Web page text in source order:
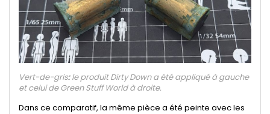
Vert-de-gris:le produit Dirty Down a été appliqué à gauche
et celui de Green Stuff World à droite.
Dans ce comparatif, la même pièce a été peinte avec les